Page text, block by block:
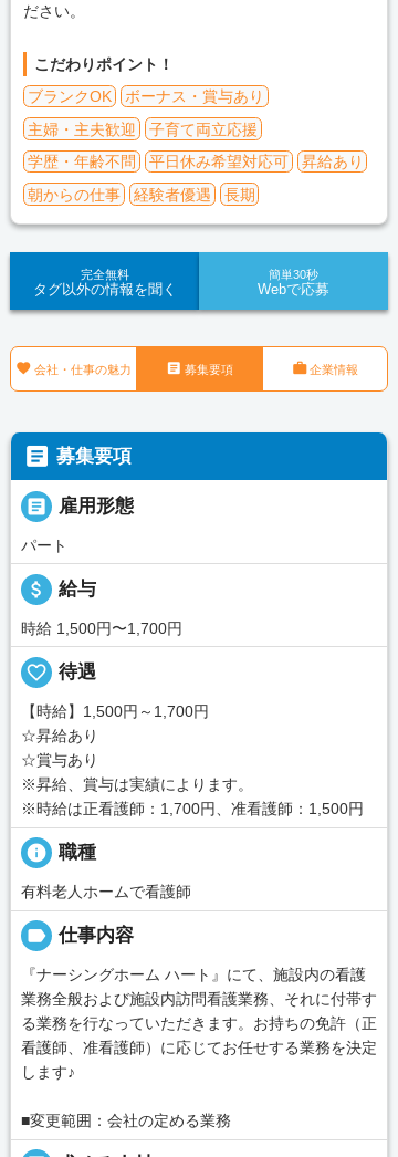
ださい。
こだわりポイント！
ブランクOK
ボーナス・賞与あり
主婦・主夫歓迎
子育て両立応援
学歴・年齢不問
平日休み希望対応可
昇給あり
朝からの仕事
経験者優遇 長期
完全無料
タグ以外の情報を聞く
簡単30秒
Webで応募
 会社・仕事の魅力  募集要項 企業情報
 募集要項
 雇用形態
パート
attach_money 給与
時給 1,500円〜1,700円
favorite_border 待遇
【時給】1,500円～1,700円
☆昇給あり
☆賞与あり
※昇給、賞与は実績によります。
※時給は正看護師：1,700円、准看護師：1,500円
info 職種
有料老人ホームで看護師
label 仕事内容
『ナーシングホーム ハート』にて、施設内の看護
業務全般および施設内訪問看護業務、それに付帯す
る業務を行なっていただきます。お持ちの免許（正
看護師、准看護師）に応じてお任せする業務を決定
します♪
■変更範囲：会社の定める業務